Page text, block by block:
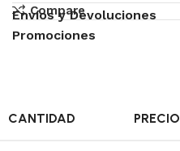
Compare
Envíos y Devoluciones
Promociones
CANTIDAD PRECIO